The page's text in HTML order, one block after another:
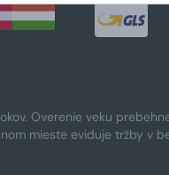
Overenie veku
mieste eviduje tržby v